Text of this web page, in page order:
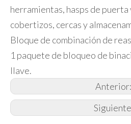
herramientas, hasps de
cobertizos, cercas y
Bloque de combinación de
1 paquete de bloqueo de
llave.
Anterior: